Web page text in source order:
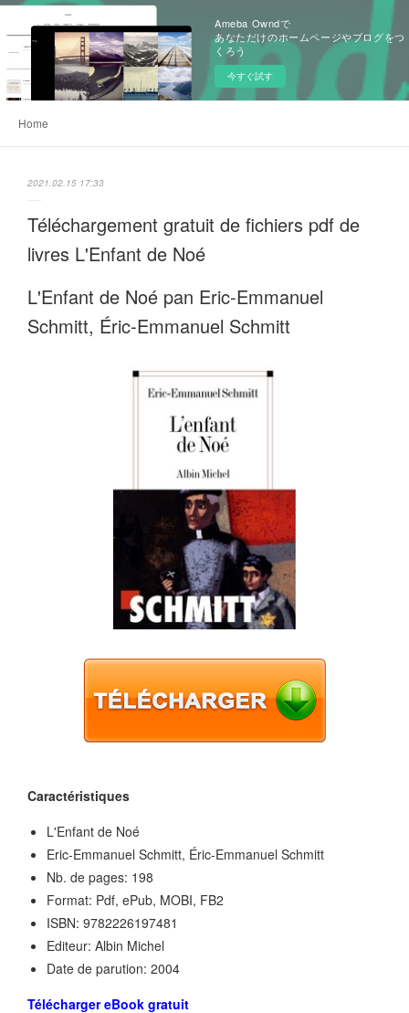
Ameba Owndで
あなただけのホームページやブログをつ
くろう
今すぐ試す
Home
2021.02.15 17:33
Téléchargement gratuit de fichiers pdf de
livres L'Enfant de Noé
L'Enfant de Noé pan Eric-Emmanuel
Schmitt, Éric-Emmanuel Schmitt
Caractéristiques
L'Enfant de Noé
Eric-Emmanuel Schmitt, Éric-Emmanuel Schmitt
Nb. de pages: 198
Format: Pdf, ePub, MOBI, FB2
ISBN: 9782226197481
Editeur: Albin Michel
Date de parution: 2004
Télécharger eBook gratuit